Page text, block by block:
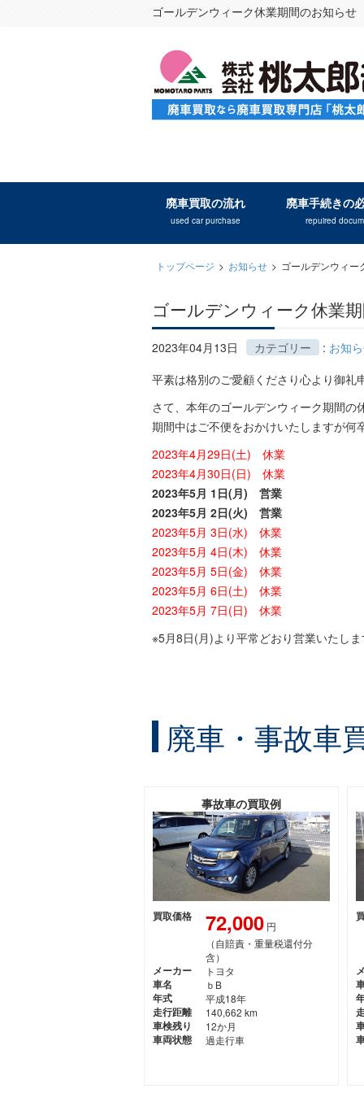
ゴールデンウィーク休業期間のお知らせ
廃車買取の流れ
used car purchase
廃車手続きの
repuired
トップページ > お知らせ > ゴールデンウィー
ゴールデンウィーク休業
2023年04月13日 カテゴリー : お知
平素は格別のご愛顧くださり心より御礼
さて、本年のゴールデンウィーク期間
期間中はご不便をおかけいたしますが何
2023年4月29日(土) 休業
2023年4月30日(日) 休業
2023年5月 1日(月) 営業
2023年5月 2日(火) 営業
2023年5月 3日(水) 休業
2023年5月 4日(木) 休業
2023年5月 5日(金) 休業
2023年5月 6日(土) 休業
2023年5月 7日(日) 休業
※5月8日(月)より平常どおり営業いたし
廃車・事故車
事故車の買取例
買取価格 72,000 円
（自賠責・重量税還付分
含）
メーカー
トヨタ
車名
ｂB
年式
平成18年
走行距離
140,662 km
車検残り
12か月
車両状態
過走行車